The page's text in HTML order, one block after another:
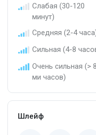
Слабая (30-120
минут)
Средняя (2-4
Сильная (4-8
Очень сильная (>
ми часов)
Шлейф